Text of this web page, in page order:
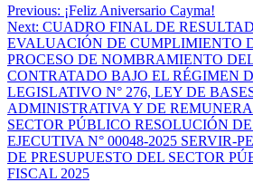
Navegación
de
entradas
Previous: ¡Feliz Aniversario Cayma!
Next: CUADRO FINAL DE
EVALUACIÓN DE CUMPLIMIENTO
PROCESO DE NOMBRAMIENTO
CONTRATADO BAJO EL RÉGIMEN
LEGISLATIVO N° 276, LEY DE
ADMINISTRATIVA Y DE
SECTOR PÚBLICO RESOLUCIÓN
EJECUTIVA N° 00048-2025 SERVIR-
DE PRESUPUESTO DEL SECTOR
FISCAL 2025